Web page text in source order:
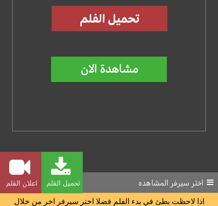
تحميل الفلم اعلان الفلم اختر سيرفر المشاهده
اذا لاحظت بطئ في بدء الفلم فضلا اختر سيرفر اخر من خلال